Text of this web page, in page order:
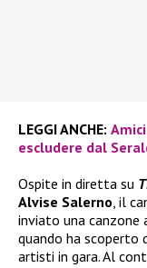
LEGGI ANCHE:
escludere dal
Ospite in diretta su
Alvise Salerno, il
inviato una canzone
quando ha scoperto
artisti in gara. Al